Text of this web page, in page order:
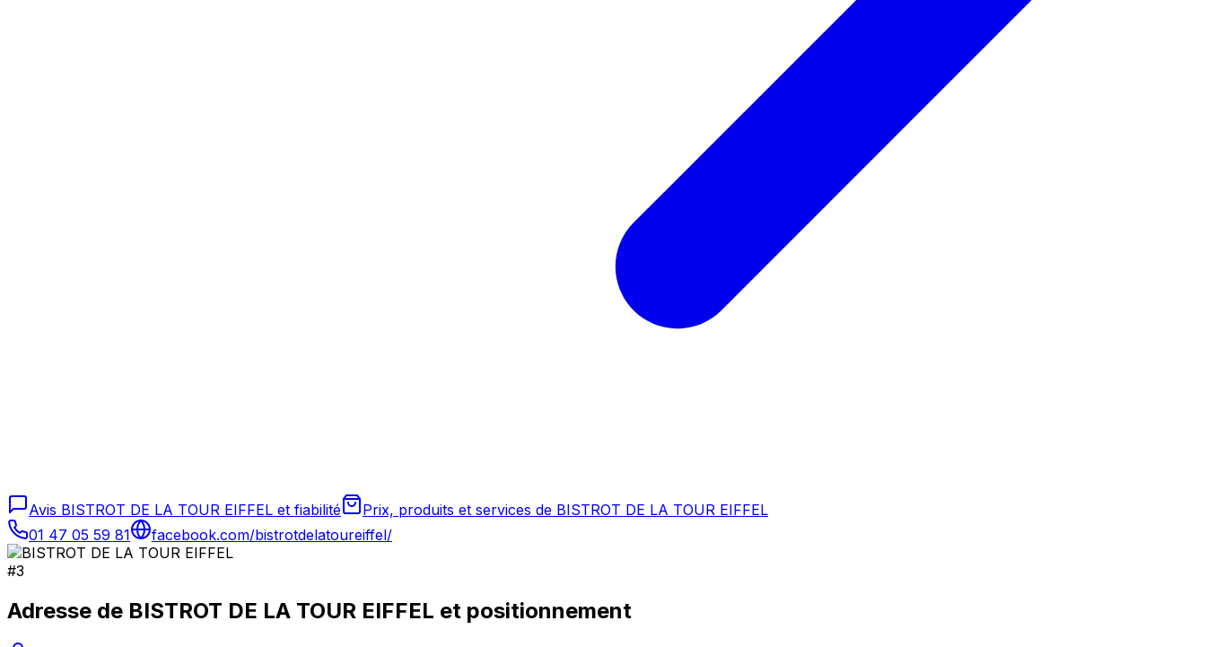
Avis BISTROT DE LA TOUR EIFFEL et fiabilité
Prix, produits et services de BISTROT DE LA TOUR EIFFEL
01 47 05 59 81
facebook.com/bistrotdelatoureiffel/
#3
Adresse de BISTROT DE LA TOUR EIFFEL et positionnement